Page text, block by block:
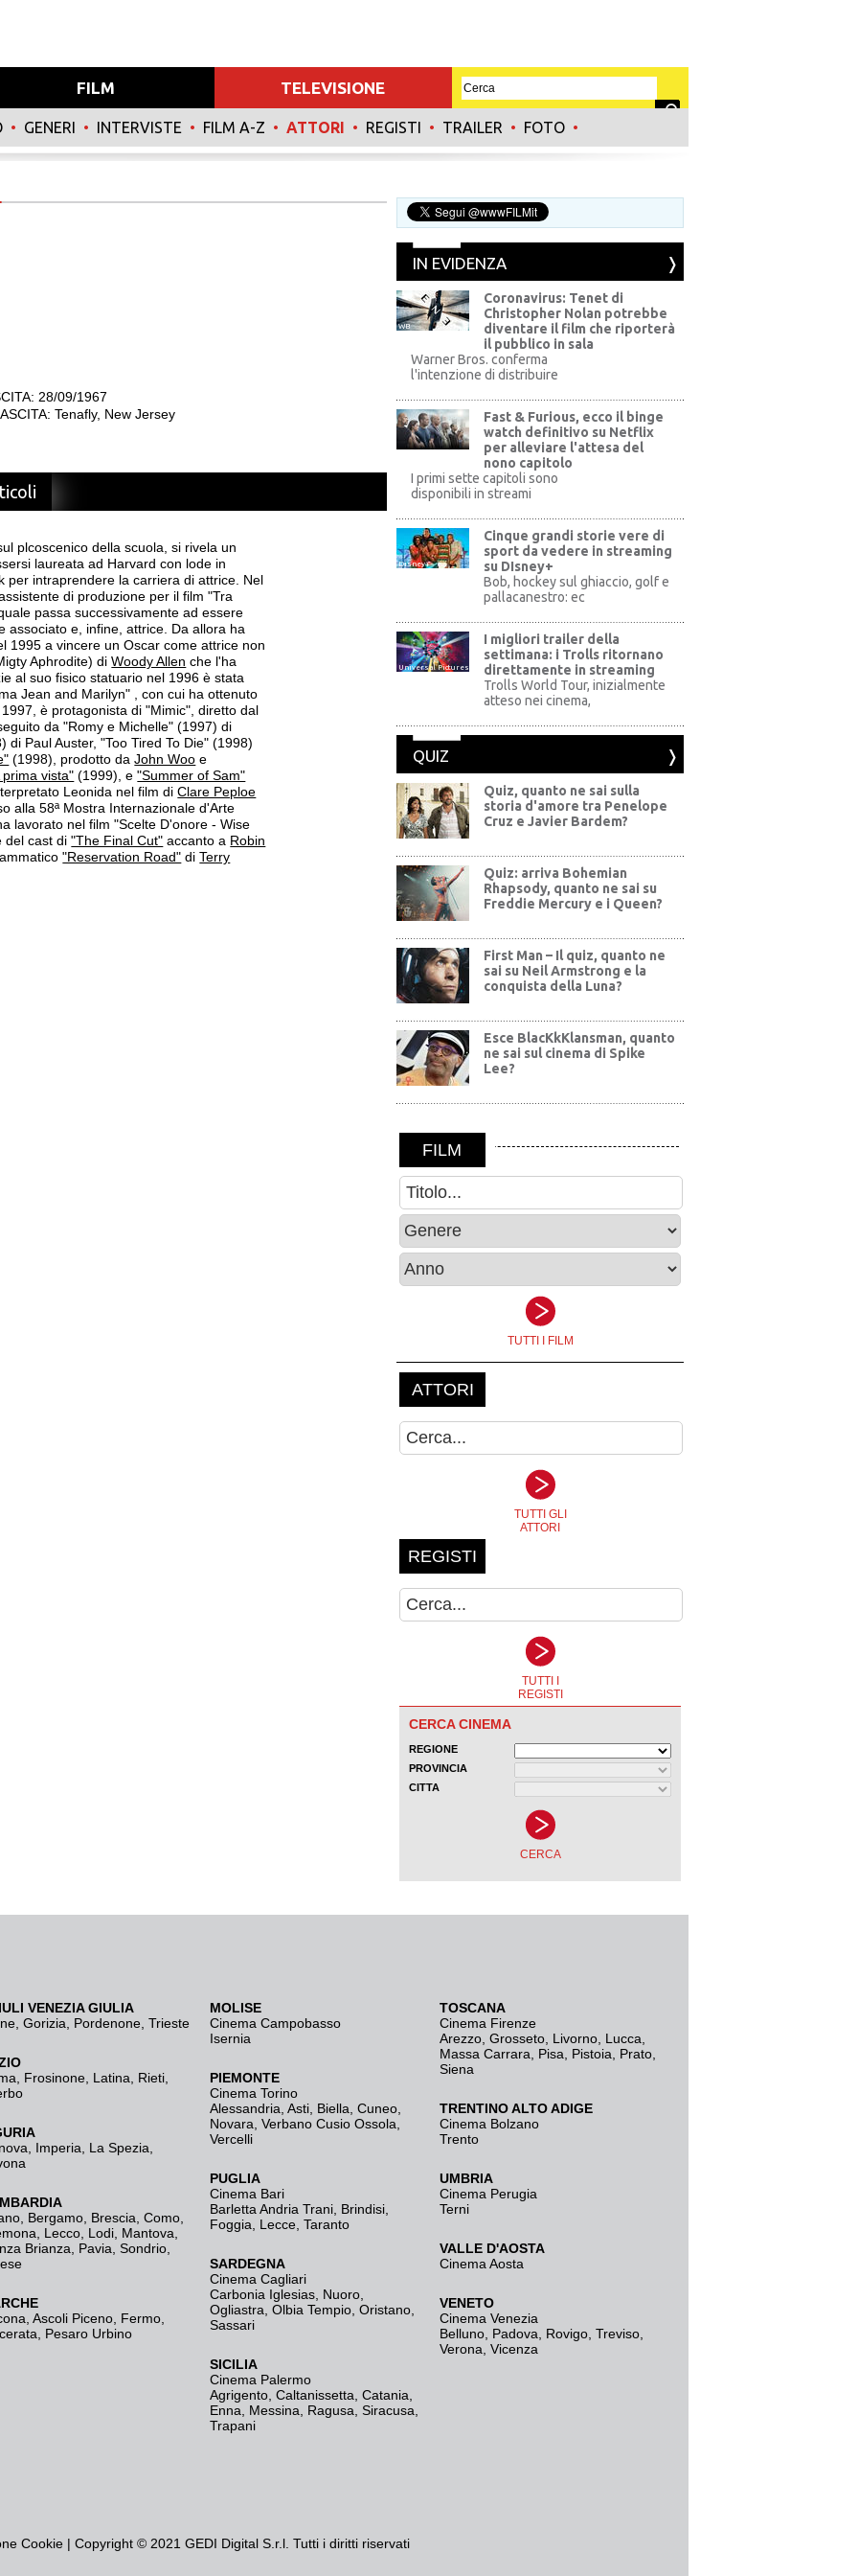
FILM TELEVISIONE
• GENERI • INTERVISTE • FILM A-Z • ATTORI • REGISTI • TRAILER • FOTO •
28/09/1967
Tenafly, New Jersey
plcoscenico della scuola, si rivela un
laureata ad Harvard con lode in
per intraprendere la carriera di attrice. Nel
di produzione per il film "Tra
passa successivamente ad essere
associato e, infine, attrice. Da allora ha
1995 a vincere un Oscar come attrice non
Aphrodite) diWoody Allen che l'ha
al suo fisico statuario nel 1996 è stata
Jean and Marilyn" , con cui ha ottenuto
è protagonista di "Mimic", diretto dal
seguito da "Romy e Michelle" (1997) di
di Paul Auster, "Too Tired To Die" (1998)
(1998), prodotto daJohn Woo e
prima vista" (1999), e"Summer of Sam"
Leonida nel film diClare Peploe
alla 58ª Mostra Internazionale d'Arte
lavorato nel film "Scelte D'onore - Wise
del cast di"The Final Cut" accanto a Robin
"Reservation Road" diTerry
IN EVIDENZA
WB
Coronavirus: Tenet di
Christopher Nolan potrebbe
diventare il film che riporterà
il pubblico in sala
Warner Bros. conferma
l'intenzione di distribuire
Fast & Furious, ecco il binge
watch definitivo su Netflix
per alleviare l'attesa del
nono capitolo
I primi sette capitoli sono
disponibili in streami
Disney+
Cinque grandi storie vere di
sport da vedere in streaming
su DIsney+
Bob, hockey sul ghiaccio, golf e
pallacanestro: ec
Universal Pictures
I migliori trailer della
settimana: i Trolls ritornano
direttamente in streaming
Trolls World Tour, inizialmente
atteso nei cinema,
QUIZ
Quiz, quanto ne sai sulla
storia d'amore tra Penelope
Cruz e Javier Bardem?
Quiz: arriva Bohemian
Rhapsody, quanto ne sai su
Freddie Mercury e i Queen?
First Man – Il quiz, quanto ne
sai su Neil Armstrong e la
conquista della Luna?
Esce BlacKkKlansman, quanto
ne sai sul cinema di Spike
Lee?
VENEZIA GIULIA
Gorizia Pordenone Trieste
Frosinone Latina Rieti
Imperia La Spezia
Bergamo Brescia, Como
Lecco Lodi Mantova
Brianza
Pavia Sondrio
Ascoli Piceno Fermo
Pesaro Urbino
MOLISE
Cinema Campobasso
Isernia
PIEMONTE
Cinema Torino
Alessandria Asti Biella Cuneo
Novara Verbano Cusio Ossola
Vercelli
PUGLIA
Cinema Bari
Barletta Andria Trani Brindisi
Foggia
Lecce Taranto
SARDEGNA
Cinema Cagliari
Carbonia Iglesias Nuoro
Ogliastra Olbia Tempio Oristano
Sassari
SICILIA
Cinema Palermo
Agrigento Caltanissetta Catania
Enna
Messina Ragusa Siracusa
Trapani
TOSCANA
Cinema Firenze
Arezzo Grosseto Livorno Lucca
Massa Carrara
Pisa Pistoia Prato
Siena
TRENTINO ALTO ADIGE
Cinema Bolzano
Trento
UMBRIA
Cinema Perugia
Terni
VALLE D'AOSTA
Cinema Aosta
VENETO
Cinema Venezia
Belluno Padova Rovigo Treviso
Verona Vicenza
Cookie | Copyright © 2021 GEDI Digital S.r.l. Tutti i diritti riservati